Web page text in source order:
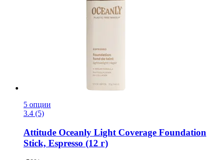
5 опции
3.4 (5)
Attitude Oceanly Light Coverage Foundation
Stick, Espresso (12 г)